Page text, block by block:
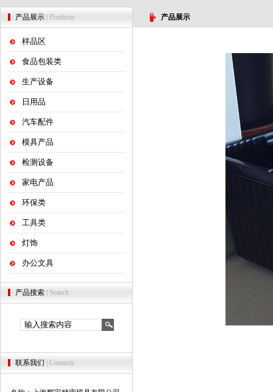
产品展示 | Products
样品区
食品包装类
生产设备
日用品
汽车配件
模具产品
检测设备
家电产品
环保类
工具类
灯饰
办公文具
产品搜索 | Search
联系我们 | Contacts
产品展示